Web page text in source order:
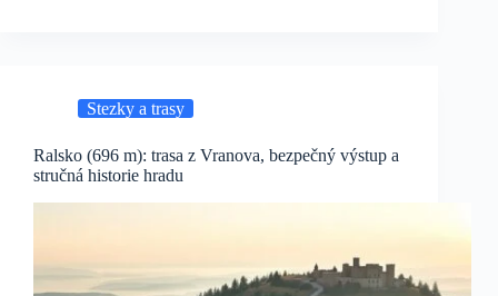
Stezky a trasy
Ralsko (696 m): trasa z Vranova, bezpečný výstup a
stručná historie hradu